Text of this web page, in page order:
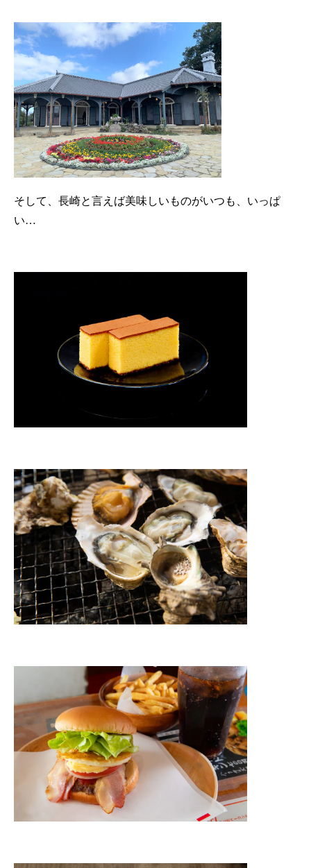
そして、長崎と言えば美味しいものがいつも、いっぱ
い…